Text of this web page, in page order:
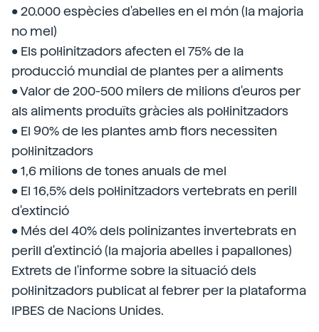
• 20.000 espècies d'abelles en el món (la majoria
no mel)
• Els pol·linitzadors afecten el 75% de la
producció mundial de plantes per a aliments
• Valor de 200-500 milers de milions d'euros per
als aliments produïts gràcies als pol·linitzadors
• El 90% de les plantes amb flors necessiten
pol·linitzadors
• 1,6 milions de tones anuals de mel
• El 16,5% dels pol·linitzadors vertebrats en perill
d'extinció
• Més del 40% dels polinizantes invertebrats en
perill d'extinció (la majoria abelles i papallones)
Extrets de l'informe sobre la situació dels
pol·linitzadors publicat al febrer per la plataforma
IPBES de Nacions Unides.